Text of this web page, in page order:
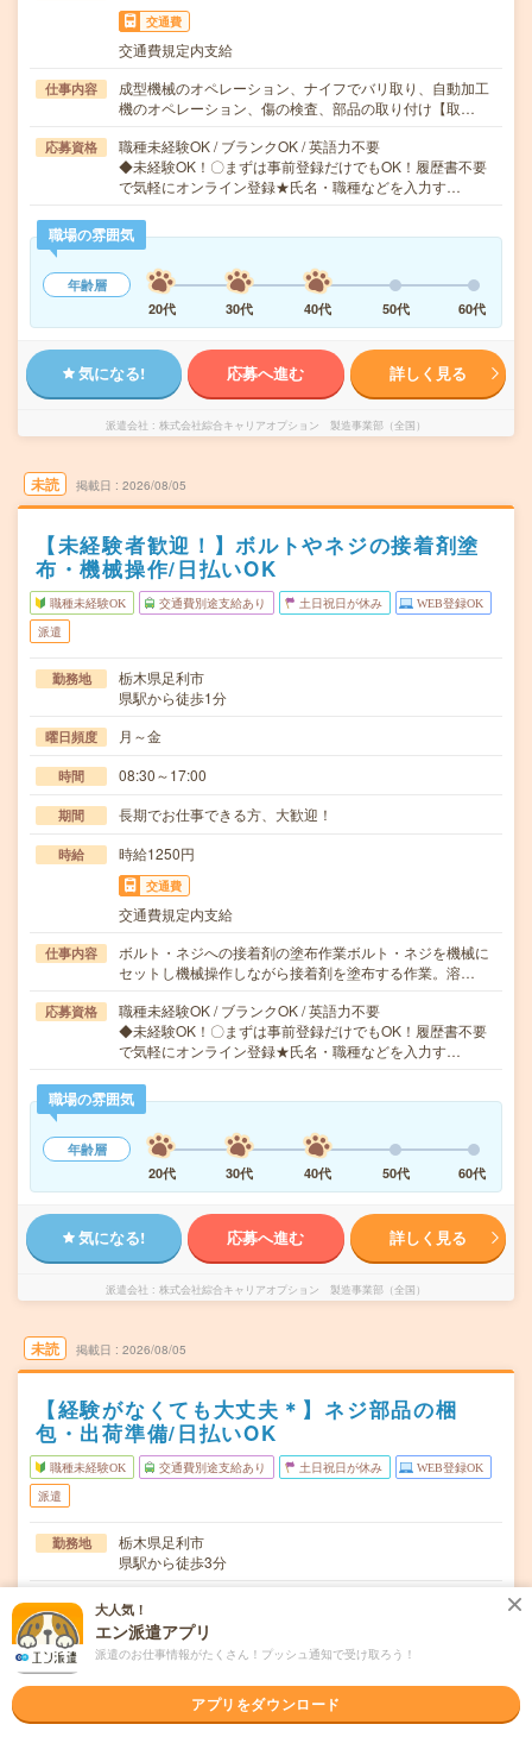
交通費
交通費規定内支給
仕事内容
成型機械のオペレーション、ナイフでバリ取り、自動加工
機のオペレーション、傷の検査、部品の取り付け【取…
応募資格
職種未経験OK / ブランクOK / 英語力不要
◆未経験OK！〇まずは事前登録だけでもOK！履歴書不要
で気軽にオンライン登録★氏名・職種などを入力す…
職場の雰囲気
年齢層
20代
30代 40代 50代 60代
気になる! 応募へ進む 詳しく見る
派遣会社 株式会社綜合キャリアオプション 製造事業部（全国）
未読 掲載日 2026/08/05
【未経験者歓迎！】ボルトやネジの接着剤塗
布・機械操作/日払いOK
職種未経験OK 交通費別途支給あり 土日祝日が休み WEB登録OK
派遣
勤務地
栃木県足利市
県駅から徒歩1分
曜日頻度 月～金
時間 08:30～17:00
期間 長期でお仕事できる方、大歓迎！
時給 時給1250円
交通費
交通費規定内支給
仕事内容
ボルト・ネジへの接着剤の塗布作業ボルト・ネジを機械に
セットし機械操作しながら接着剤を塗布する作業。溶…
応募資格
職種未経験OK / ブランクOK / 英語力不要
◆未経験OK！〇まずは事前登録だけでもOK！履歴書不要
で気軽にオンライン登録★氏名・職種などを入力す…
職場の雰囲気
年齢層
20代
30代 40代 50代 60代
気になる! 応募へ進む 詳しく見る
派遣会社 株式会社綜合キャリアオプション 製造事業部（全国）
未読 掲載日 2026/08/05
【経験がなくても大丈夫＊】ネジ部品の梱
包・出荷準備/日払いOK
職種未経験OK 交通費別途支給あり 土日祝日が休み WEB登録OK
派遣
勤務地
栃木県足利市
県駅から徒歩3分
曜日頻度 月～金
時間 08:30～17:00
期間
時給 時給1250円
大人気！
エン派遣アプリ
派遣のお仕事情報がたくさん！プッシュ通知で受け取ろう！
アプリをダウンロード